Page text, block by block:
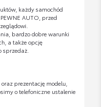
każdy samochód
AUTO, przed
bardzo dobre warunki
a także opcję
prezentację modelu,
o telefoniczne ustalenie